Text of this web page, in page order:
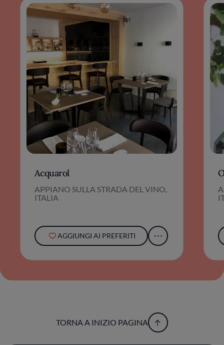
Acquarol
APPIANO SULLA STRADA DEL VINO,
ITALIA
AGGIUNGI AI PREFERITI
TORNA A INIZIO PAGINA